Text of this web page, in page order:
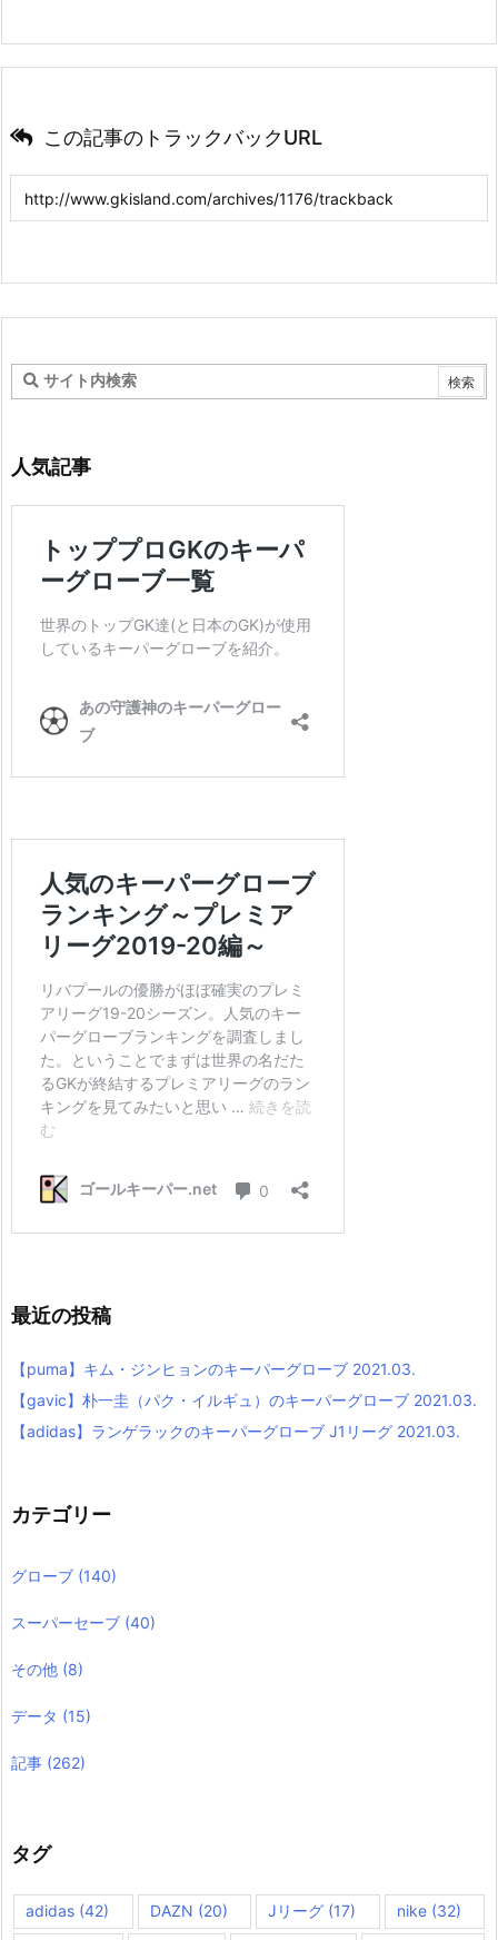
この記事のトラックバックURL
人気記事
最近の投稿
【puma】キム・ジンヒョンのキーパーグローブ 2021.03.
【gavic】朴一圭（パク・イルギュ）のキーパーグローブ 2021.03.
【adidas】ランゲラックのキーパーグローブ J1リーグ 2021.03.
カテゴリー
グローブ (140)
スーパーセーブ (40)
その他 (8)
データ (15)
記事 (262)
タグ
adidas (42) DAZN (20) Jリーグ (17) nike(32)